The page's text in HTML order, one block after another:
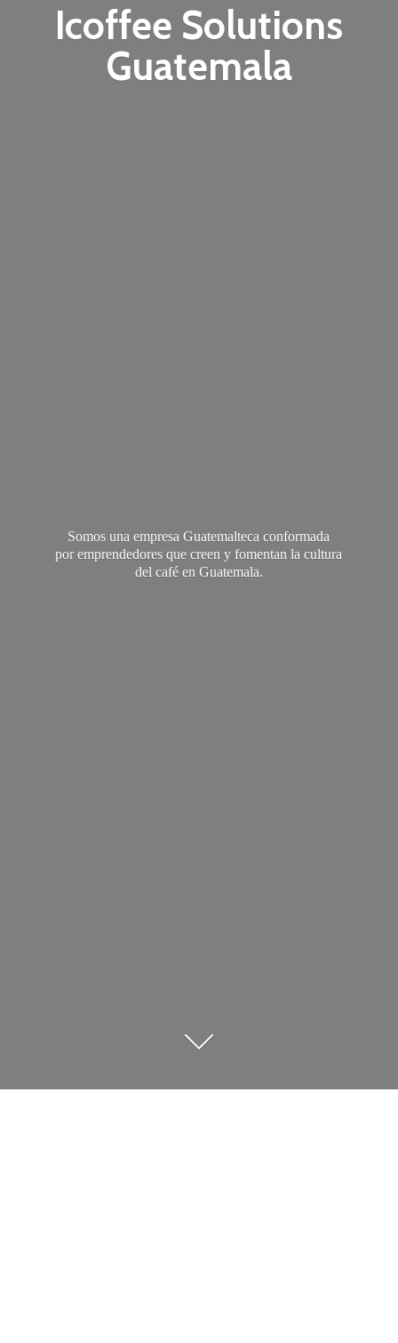
Icoffee Solutions
Guatemala
Somos una empresa Guatemalteca conformada
por emprendedores que creen y fomentan la cultura
del café en Guatemala.